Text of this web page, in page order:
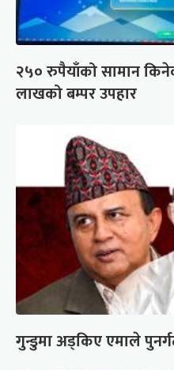
२५० रुपैयाँको सामान
लाखको बम्पर उपहार
गुन्डुमा अड्किए एमाले